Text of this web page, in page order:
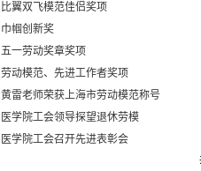
比翼双飞模范佳侣奖项
巾帼创新奖
五一劳动奖章奖项
劳动模范、先进工作者奖项
黄雷老师荣获上海市劳动模范称号
医学院工会领导探望退休劳模
医学院工会召开先进表彰会